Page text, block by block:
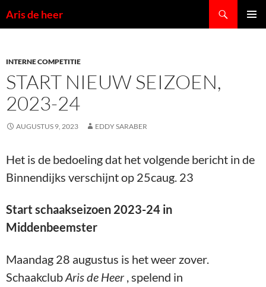
naar
Aris de heer
INTERNE COMPETITIE
START NIEUW SEIZOEN,
2023-24
AUGUSTUS 9, 2023 EDDY SARABER
Het is de bedoeling dat het volgende bericht in de
Binnendijks verschijnt op 25caug. 23
Start schaakseizoen 2023-24 in
Middenbeemster
Maandag 28 augustus is het weer zover.
SchaakclubAris de Heer, spelend in